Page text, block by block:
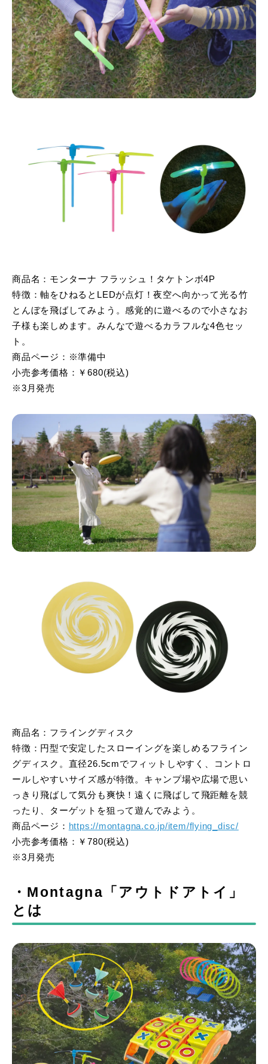
商品名：モンターナ フラッシュ！タケトンボ4P
特徴：軸をひねるとLEDが点灯！夜空へ向かって光る竹
とんぼを飛ばしてみよう。感覚的に遊べるので小さなお
子様も楽しめます。みんなで遊べるカラフルな4色セッ
ト。
商品ページ：※準備中
小売参考価格：￥680(税込)
※3月発売
商品名：フライングディスク
特徴：円型で安定したスローイングを楽しめるフライン
グディスク。直径26.5cmでフィットしやすく、コントロ
ールしやすいサイズ感が特徴。キャンプ場や広場で思い
っきり飛ばして気分も爽快！遠くに飛ばして飛距離を競
ったり、ターゲットを狙って遊んでみよう。
商品ページ： https://montagna.co.jp/item/flying_disc/
小売参考価格：￥780(税込)
※3月発売
・Montagna「アウトドアトイ」
とは